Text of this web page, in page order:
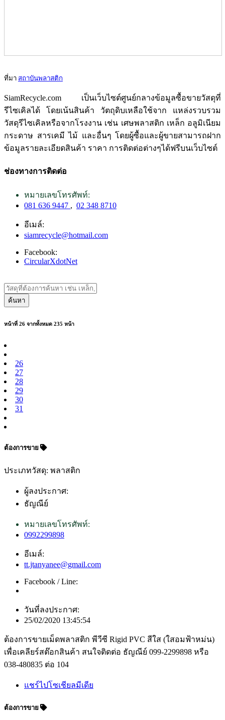
ที่มา สถาบันพลาสติก
SiamRecycle.com เป็นเว็บไซต์ศูนย์กลางข้อมูลซื้อขายวัสดุที่
รีไซเคิลได้ โดยเน้นสินค้า วัตถุดิบเหลือใช้จาก แหล่งรวบรวม
วัสดุรีไซเคิลหรือจากโรงงาน เช่น เศษพลาสติก เหล็ก อลูมิเนียม
กระดาษ สารเคมี ไม้ และอื่นๆ โดยผู้ซื้อและผู้ขายสามารถฝาก
ข้อมูลรายละเอียดสินค้า ราคา การติดต่อต่างๆได้ฟรีบนเว็บไซต์
ช่องทางการติดต่อ
หมายเลขโทรศัพท์:
081 636 9447 , 02 348 8710
อีเมล์:
siamrecycle@hotmail.com
Facebook:
CircularXdotNet
ค้นหา
หน้าที่ 26 จากทั้งหมด 235 หน้า
26
27
28
29
30
31
ต้องการขาย
ประเภทวัสดุ: พลาสติก
ผู้ลงประกาศ:
ธัญณีย์
หมายเลขโทรศัพท์:
0992299898
อีเมล์:
tt.jtanyanee@gmail.com
Facebook / Line:
วันที่ลงประกาศ:
25/02/2020 13:45:54
ต้องการขายเม็ดพลาสติก พีวีซี Rigid PVC สีใส (ใสอมฟ้าหม่น)
เพื่อเคลียร์สต๊อกสินค้า สนใจติดต่อ ธัญณีย์ 099-2299898 หรือ
038-480835 ต่อ 104
แชร์ไปโซเชียลมีเดีย
ต้องการขาย